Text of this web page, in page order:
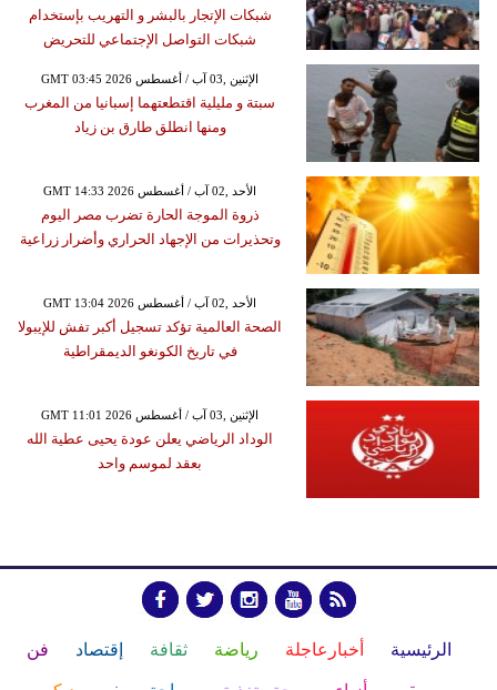
شبكات الإتجار بالبشر و التهريب بإستخدام
شبكات التواصل الإجتماعي للتحريض
GMT 03:45 2026 الإثنين ,03 آب / أغسطس
سبتة و مليلية اقتطعتهما إسبانيا من المغرب
ومنها انطلق طارق بن زياد
GMT 14:33 2026 الأحد ,02 آب / أغسطس
ذروة الموجة الحارة تضرب مصر اليوم
وتحذيرات من الإجهاد الحراري وأضرار زراعية
GMT 13:04 2026 الأحد ,02 آب / أغسطس
الصحة العالمية تؤكد تسجيل أكبر تفش للإيبولا
في تاريخ الكونغو الديمقراطية
GMT 11:01 2026 الإثنين ,03 آب / أغسطس
الوداد الرياضي يعلن عودة يحيى عطية الله
بعقد لموسم واحد
الرئيسية أخبارعاجلة رياضة ثقافة إقتصاد فن